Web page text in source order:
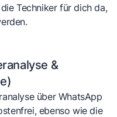
Techniker für dich da,
&
über WhatsApp
ebenso wie die